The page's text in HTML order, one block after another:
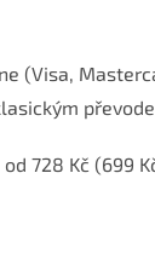
(Visa,
728 Kč (699